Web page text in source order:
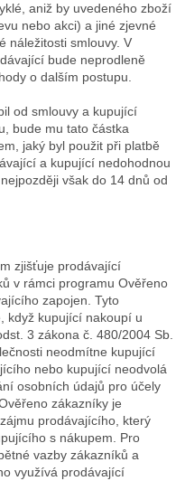
aniž by uvedeného zboží
nebo akci) a jiné zjevné
náležitosti smlouvy. V
bude neprodleně
o dalším postupu.
od smlouvy a kupující
bude mu tato částka
jaký byl použit při platbě
a kupující nedohodnou
však do 14 dnů od
zjišťuje prodávající
v rámci programu Ověřeno
zapojen. Tyto
když kupující nakoupí u
3 zákona č. 480/2004 Sb.
neodmítne kupující
nebo kupující neodvolá
osobních údajů pro účely
zákazníky je
prodávajícího, který
s nákupem. Pro
vazby zákazníků a
využívá prodávající